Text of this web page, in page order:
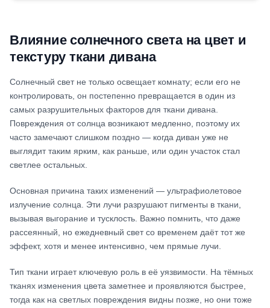
Влияние солнечного света на цвет и
текстуру ткани дивана
Солнечный свет не только освещает комнату; если его не
контролировать, он постепенно превращается в один из
самых разрушительных факторов для ткани дивана.
Повреждения от солнца возникают медленно, поэтому их
часто замечают слишком поздно — когда диван уже не
выглядит таким ярким, как раньше, или один участок стал
светлее остальных.
Основная причина таких изменений — ультрафиолетовое
излучение солнца. Эти лучи разрушают пигменты в ткани,
вызывая выгорание и тусклость. Важно помнить, что даже
рассеянный, но ежедневный свет со временем даёт тот же
эффект, хотя и менее интенсивно, чем прямые лучи.
Тип ткани играет ключевую роль в её уязвимости. На тёмных
тканях изменения цвета заметнее и проявляются быстрее,
тогда как на светлых повреждения видны позже, но они тоже